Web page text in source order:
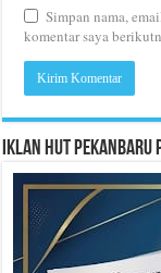
Simpan nama,
komentar saya
Iklan HUT Pekanbaru